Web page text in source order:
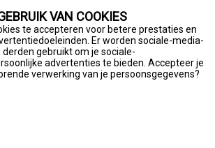
Zie de supportpagina bij de handige links
van instellingen
VAN COOKIES
te accepteren voor betere prestaties en
Er worden sociale-media-
gebruikt om je sociale-
advertenties te bieden. Accepteer je
verwerking van je persoonsgegevens?